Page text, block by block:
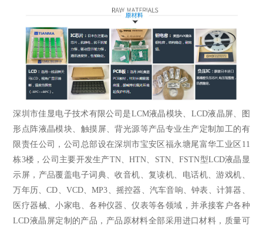
深圳市佳显电子技术有限公司是LCM液晶模块、LCD液晶屏、
图
形点阵液晶模块、触摸屏、背光源等产品专业生产定制加工的有
限责任公司，公司总部设在深圳市宝安区福永塘尾富华工业区11
栋3楼，公司主要开发生产TN、HTN、STN、FSTN型LCD液晶显
示屏，产品覆盖电子词典、收音机、复读机、电话机、游戏机、
万年历、CD、VCD、MP3、摇控器、汽车音响、钟表、计算器、
医疗器械、小家电、各种仪器、仪表等各领域，并承接客户各种
LCD液晶屏定制的产品，产品原材料全部采用进口材料，质量可